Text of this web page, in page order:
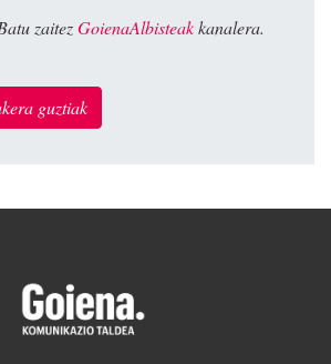
zaitezGoienaAlbisteakkanalera.
guztiak